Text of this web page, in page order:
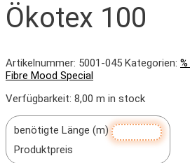
Ökotex 100
Artikelnummer: 5001-045 Kategorien:
Fibre Mood Special
Verfügbarkeit: 8,00 m in stock
benötigte Länge (m)
Produktpreis